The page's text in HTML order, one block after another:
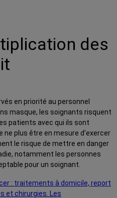
des
en priorité au personnel
masque, les soignants risquent
patients avec qui ils sont
plus être en mesure d’exercer
le risque de mettre en danger
notamment les personnes
pour un soignant.
: traitements à domicile, report
et chirurgies. Les